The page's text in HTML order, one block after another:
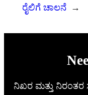
ರೈಲಿಗೆ ಚಾಲನೆ →
ನಿಖರ ಮತ್ತು ನಿರಂತರ